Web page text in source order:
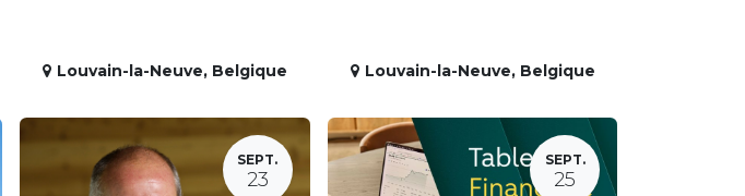
Louvain-la-Neuve, Belgique Louvain-la-Neuve, Belgique
SEPT.
23
SEPT.
25